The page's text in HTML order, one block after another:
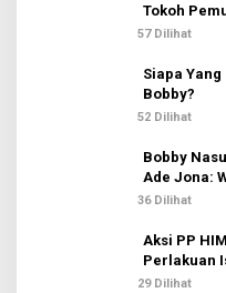
Tokoh
Medan
57 Dilihat
Siapa
Bobby?
52 Dilihat
Bobby
Ade Jona:
Terbuang
36 Dilihat
Aksi PP
Perlakuan
Adriansyah
29 Dilihat